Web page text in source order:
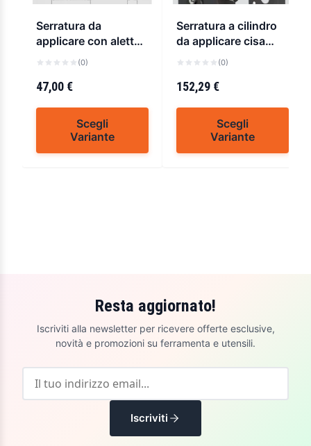
Serratura da
applicare con aletta
(0)
47,00 €
Scegli
Variante
Serratura a cilindro
da applicare cisa
(0)
152,29 €
Scegli
Variante
Resta aggiornato!
Iscriviti alla newsletter per ricevere offerte esclusive,
novità e promozioni su ferramenta e utensili.
Iscriviti